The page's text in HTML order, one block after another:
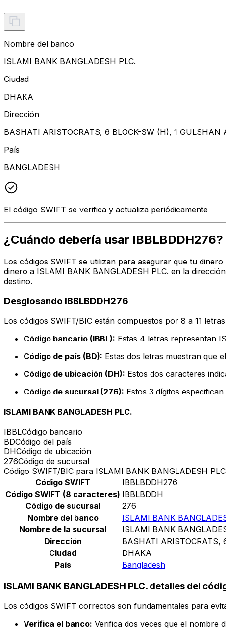
Nombre del banco
ISLAMI BANK BANGLADESH PLC.
Ciudad
DHAKA
Dirección
BASHATI ARISTOCRATS, 6 BLOCK-SW (H), 1 GULSHAN
País
BANGLADESH
El código SWIFT se verifica y actualiza periódicamente
¿Cuándo debería usar IBBLBDDH276?
Los códigos SWIFT se utilizan para asegurar que tu
dinero a ISLAMI BANK BANGLADESH PLC. en la
destino.
Desglosando IBBLBDDH276
Los códigos SWIFT/BIC están compuestos por 8 a 11
Código bancario (IBBL): Estas 4 letras representan
Código de país (BD): Estas dos letras muestran que
Código de ubicación (DH): Estos dos caracteres
Código de sucursal (276): Estos 3 dígitos
ISLAMI BANK BANGLADESH PLC.
IBBLCódigo bancario
BDCódigo del país
DHCódigo de ubicación
276Código de sucursal
Código SWIFT/BIC para ISLAMI BANK BANGLADESH
Código SWIFT
IBBLBDDH276
Código SWIFT (8 caracteres) IBBLBDDH
Código de sucursal
276
Nombre del banco
ISLAMI BANK
Nombre de la sucursal
ISLAMI BANK
Dirección
BASHATI ARISTOCRATS,
Ciudad
DHAKA
País
Bangladesh
ISLAMI BANK BANGLADESH PLC. detalles del
Los códigos SWIFT correctos son fundamentales para
Verifica el banco: Verifica dos veces que el nombre